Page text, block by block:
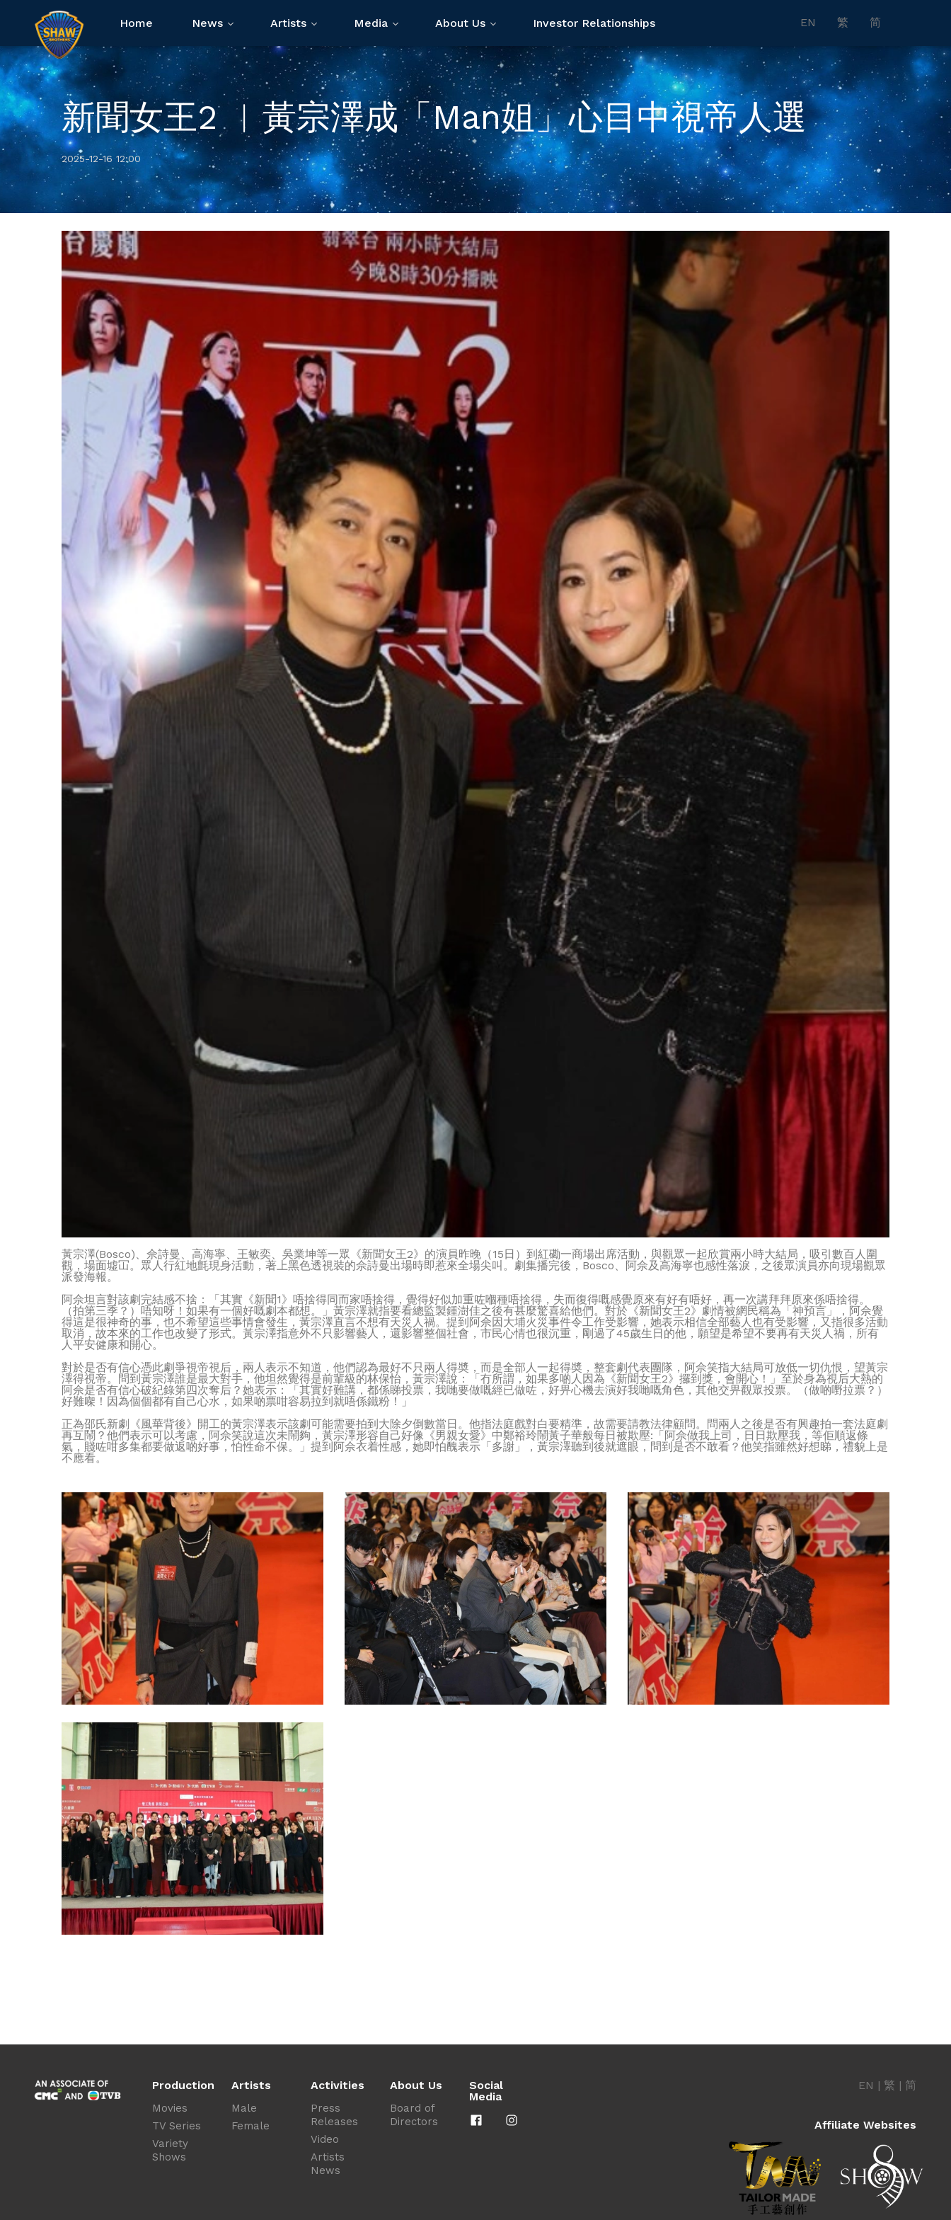
Home News Artists Media About Us Investor Relationships EN 繁 简
新聞女王2 ︳黃宗澤成「Man姐」心目中視帝人選
2025-12-16 12:00
黃宗澤(Bosco)、佘詩曼、高海寧、王敏奕、吳業坤等一眾《新聞女王2》的演員昨晚（15日）到紅磡一商場出席活動，與觀眾一起欣賞兩小時大結局，吸引數百人圍
觀，場面墟冚。眾人行紅地氈現身活動，著上黑色透視裝的佘詩曼出場時即惹來全場尖叫。劇集播完後，Bosco、阿佘及高海寧也感性落淚，之後眾演員亦向現場觀眾
派發海報。
阿佘坦言對該劇完結感不捨：「其實《新聞1》唔捨得同而家唔捨得，覺得好似加重咗嗰種唔捨得，失而復得嘅感覺原來有好有唔好，再一次講拜拜原來係唔捨得。
（拍第三季？）唔知呀！如果有一個好嘅劇本都想。」黃宗澤就指要看總監製鍾澍佳之後有甚麼驚喜給他們。對於《新聞女王2》劇情被網民稱為「神預言」，阿佘覺
得這是很神奇的事，也不希望這些事情會發生，黃宗澤直言不想有天災人禍。提到阿佘因大埔火災事件令工作受影響，她表示相信全部藝人也有受影響，又指很多活動
取消，故本來的工作也改變了形式。黃宗澤指意外不只影響藝人，還影響整個社會，市民心情也很沉重，剛過了45歲生日的他，願望是希望不要再有天災人禍，所有
人平安健康和開心。
對於是否有信心憑此劇爭視帝視后，兩人表示不知道，他們認為最好不只兩人得奬，而是全部人一起得奬，整套劇代表團隊，阿佘笑指大結局可放低一切仇恨，望黃宗
澤得視帝。問到黃宗澤誰是最大對手，他坦然覺得是前輩級的林保怡，黃宗澤說：「冇所謂，如果多啲人因為《新聞女王2》攞到獎，會開心！」至於身為視后大熱的
阿佘是否有信心破紀錄第四次奪后？她表示：「其實好難講，都係睇投票，我哋要做嘅經已做咗，好畀心機去演好我哋嘅角色，其他交畀觀眾投票。（做啲嘢拉票？）
好難㗎！因為個個都有自己心水，如果啲票咁容易拉到就唔係鐵粉！」
正為邵氏新劇《風華背後》開工的黃宗澤表示該劇可能需要拍到大除夕倒數當日。他指法庭戲對白要精準，故需要請教法律顧問。問兩人之後是否有興趣拍一套法庭劇
再互鬧？他們表示可以考慮，阿佘笑說這次未鬧夠，黃宗澤形容自己好像《男親女愛》中鄭裕玲鬧黃子華般每日被欺壓:「阿佘做我上司，日日欺壓我，等佢順返條
氣，賤咗咁多集都要做返啲好事，怕性命不保。」提到阿佘衣着性感，她即怕醜表示「多謝」，黃宗澤聽到後就遮眼，問到是否不敢看？他笑指雖然好想睇，禮貌上是
不應看。
Production
Movies
TV Series
Variety
Shows
Artists
Male
Female
Activities
Press
Releases
Video
Artists
News
About Us
Board of
Directors
Social
Media
EN | 繁 | 简
Affiliate Websites